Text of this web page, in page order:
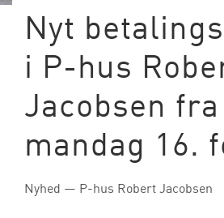
Nyt
i P-hus
Jacobsen fra
mandag 16.
Nyhed — P-hus Robert Jacobsen